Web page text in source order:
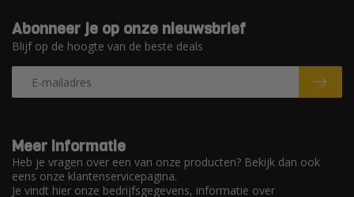
Meer informatie
Heb je vragen over een van onze producten? Bekijk dan ook
eens onze klantenservicepagina.
Je vindt hier onze bedrijfsgegevens, informatie over
Abonneer je op onze nieuwsbrief
Blijf op de hoogte van de beste deals